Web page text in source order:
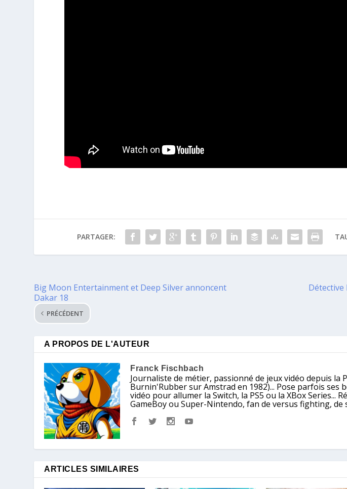
PARTAGER:
Big Moon Entertainment et Deep Silver annoncent
Dakar 18
PRÉCÉDENT
Détective
A PROPOS DE L'AUTEUR
Franck Fischbach
Journaliste de métier, passionné de jeux vidéo depuis la
Burnin'Rubber sur Amstrad en 1982)... Pose parfois ses
vidéo pour allumer la Switch, la PS5 ou la XBox Series...
GameBoy ou Super-Nintendo, fan de versus fighting, de
ARTICLES SIMILAIRES